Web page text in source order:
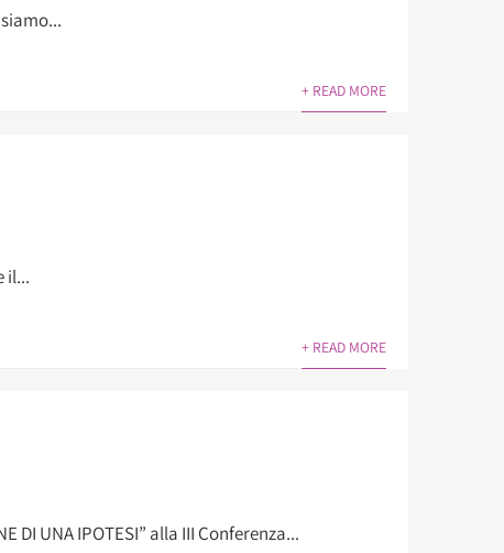
+ READ MORE
il...
+ READ MORE
DI UNA IPOTESI” alla III Conferenza...